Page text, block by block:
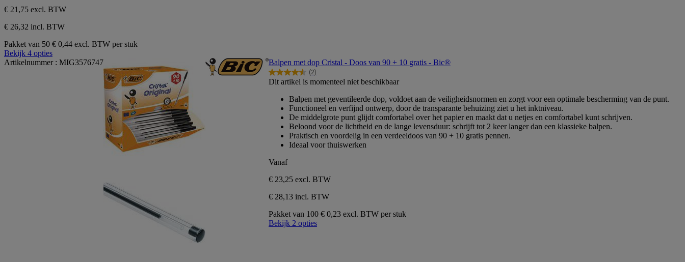
€ 21,75 excl. BTW
€ 26,32 incl. BTW
Pakket van 50 € 0,44 excl. BTW per stuk
Bekijk 4 opties
Artikelnummer : MIG3576747
Balpen met dop Cristal - Doos van 90 + 10 gratis - Bic®
(2)
4.5
van
sterren.
beoordelingen
Dit artikel is momenteel niet beschikbaar
Balpen met geventileerde dop, voldoet aan de veiligheidsnormen en zorgt voor een optimale bescherming van de punt.
Functioneel en verfijnd ontwerp, door de transparante behuizing ziet u het inktniveau.
De middelgrote punt glijdt comfortabel over het papier en maakt dat u netjes en comfortabel kunt schrijven.
Beloond voor de lichtheid en de lange levensduur: schrijft tot 2 keer langer dan een klassieke balpen.
Praktisch en voordelig in een verdeeldoos van 90 + 10 gratis pennen.
Ideaal voor thuiswerken
Vanaf
€ 23,25 excl. BTW
€ 28,13 incl. BTW
Pakket van 100 € 0,23 excl. BTW per stuk
Bekijk 2 opties